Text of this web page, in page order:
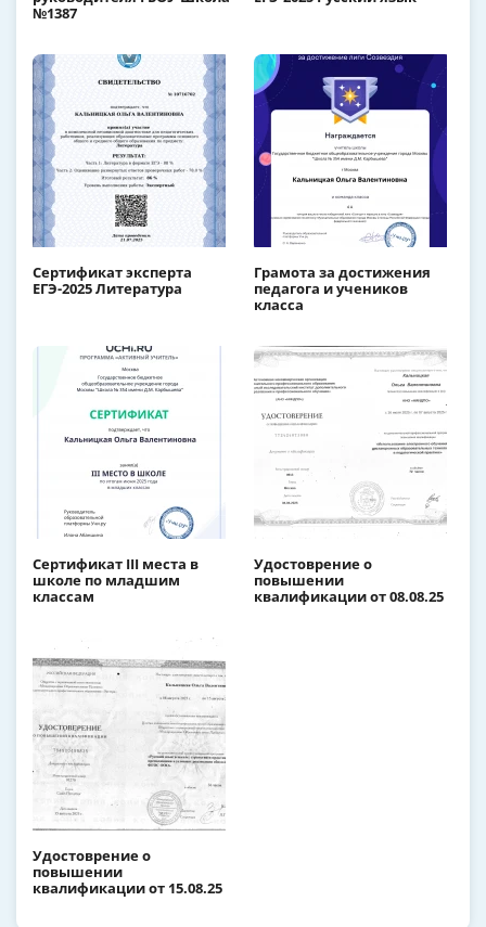
№1387
Сертификат эксперта
ЕГЭ-2025 Литература
Грамота за достижения
педагога и учеников
класса
Сертификат III места в
школе по младшим
классам
Удостоврение о
повышении
квалификации от 08.08.25
Удостоврение о
повышении
квалификации от 15.08.25